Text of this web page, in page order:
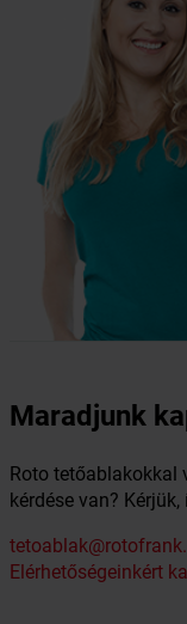
Maradjunk
Roto tetőablakokkal
kérdése van?
Elérhetőségeinkért